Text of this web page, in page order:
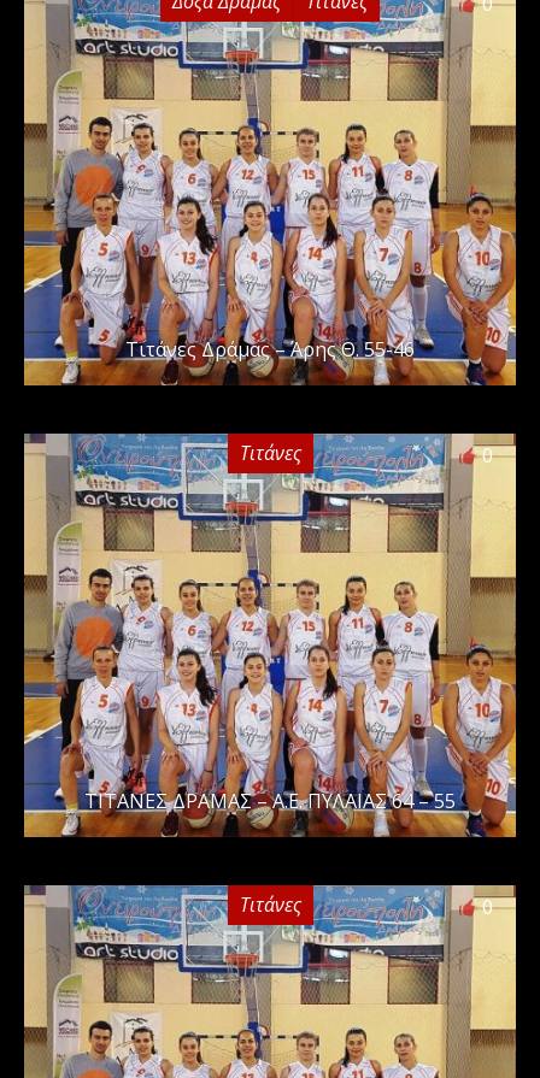
Τιτάνες Δράμας – Άρης Θ. 55-46
Τιτάνες 0
ΤΙΤΑΝΕΣ ΔΡΑΜΑΣ – Α.Ε. ΠΥΛΑΙΑΣ 64 – 55
Τιτάνες 0